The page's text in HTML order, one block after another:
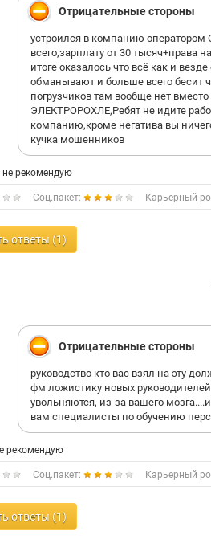
Отрицательные стороны
устроился в компанию
всего,зарплату от 30 тысяч+права
итоге оказалось что всё как и
обманывают и больше всего
погрузчиков там вообще нет вместо
ЭЛЕКТРОРОХЛЕ,Ребят не идите
компанию,кроме негатива вы
кучка мошенников
не рекомендую
Соц.пакет: Карьерный
ответы (1)
Отрицательные стороны
руководство кто вас взял на эту
фм ложистику новых
увольняются, из-за вашего
вам специалисты по обучению
рекомендую
Соц.пакет: Карьерный
ответы (1)